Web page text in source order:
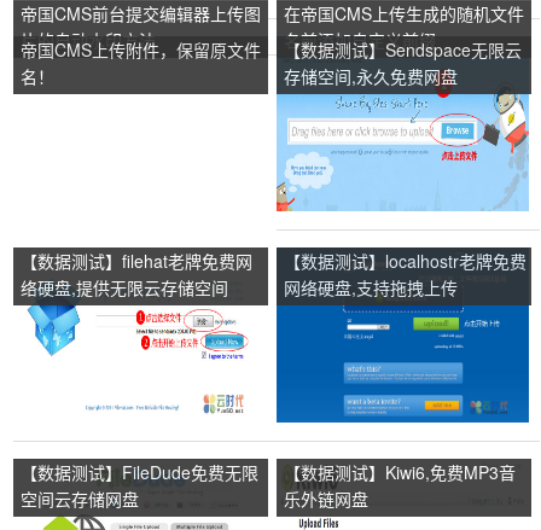
帝国CMS前台提交编辑器上传图
片的自动水印方法
在帝国CMS上传生成的随机文件
名前添加自定义前缀
帝国CMS上传附件，保留原文件
名！
【数据测试】Sendspace无限云
存储空间,永久免费网盘
【数据测试】filehat老牌免费网
络硬盘,提供无限云存储空间
【数据测试】localhostr老牌免费
网络硬盘,支持拖拽上传
【数据测试】FileDude免费无限
空间云存储网盘
【数据测试】Kiwi6,免费MP3音
乐外链网盘